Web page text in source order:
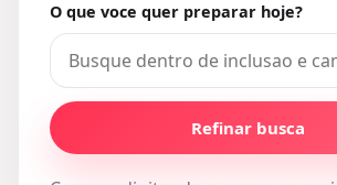
O que voce quer preparar hoje?
Refinar busca